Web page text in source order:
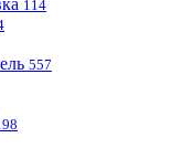
114
557